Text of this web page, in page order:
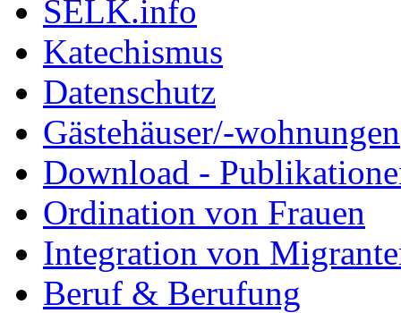
SELK.info
Katechismus
Datenschutz
Gästehäuser/-wohnungen
Download -
Ordination von Frauen
Integration von
Beruf & Berufung